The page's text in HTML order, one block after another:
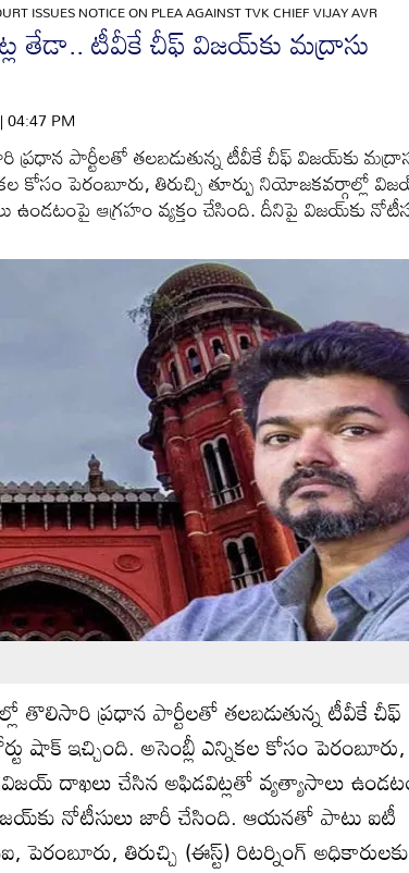
ISSUES NOTICE ON PLEA AGAINST TVK CHIEF VIJAY AVR
తేడా.. టీవీకే చీఫ్ విజయ్‌కు మద్రాసు
04:47 PM
ప్రధాన పార్టీలతో తలబడుతున్న టీవీకే చీఫ్ విజయ్‌కు
కోసం పెరంబూరు, తిరుచ్చి తూర్పు నియోజకవర్గాల్లో
ఉండటంపై ఆగ్రహం వ్యక్తం చేసింది. దీనిపై విజయ్‌కు
తొలిసారి ప్రధాన పార్టీలతో తలబడుతున్న టీవీకే చీఫ్
షాక్ ఇచ్చింది. అసెంబ్లీ ఎన్నికల కోసం పెరంబూరు,
విజయ్ దాఖలు చేసిన అఫిడవిట్లతో వ్యత్యాసాలు
నోటీసులు జారీ చేసింది. ఆయనతో పాటు ఐటీ
పెరంబూరు, తిరుచ్చి (ఈస్ట్) రిటర్నింగ్ అధికారులకు